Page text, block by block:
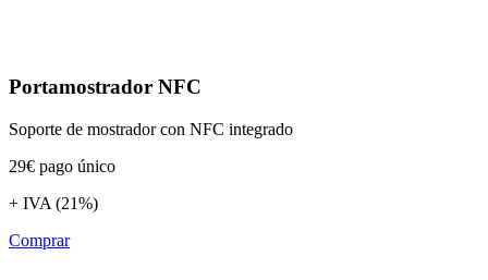
Portamostrador NFC
Soporte de mostrador con NFC integrado
29€ pago único
+ IVA (21%)
Comprar